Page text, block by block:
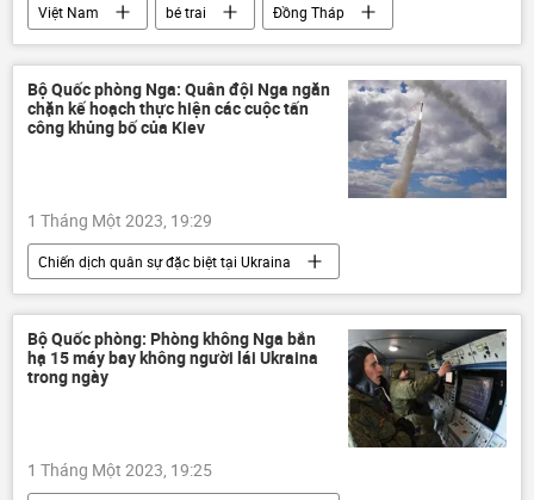
Việt Nam bé trai Đồng Tháp
Bộ Quốc phòng Nga: Quân đội Nga ngăn
chặn kế hoạch thực hiện các cuộc tấn
công khủng bố của Kiev
1 Tháng Một 2023, 19:29
Chiến dịch quân sự đặc biệt tại Ukraina
Nga
Quân sự
quân đội
Ukraina
Bộ Quốc phòng Nga
khủng bố
Bộ Quốc phòng: Phòng không Nga bắn
hạ 15 máy bay không người lái Ukraina
trong ngày
1 Tháng Một 2023, 19:25